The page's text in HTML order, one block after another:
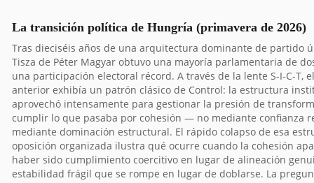
La transición política de Hungría (primavera de 2026)
Tras dieciséis años de una arquitectura dominante de partido
Tisza de Péter Magyar obtuvo una mayoría parlamentaria de
una participación electoral récord. A través de la lente S-I-C-T,
anterior exhibía un patrón clásico de Control: la estructura
aprovechó intensamente para gestionar la presión de
cumplir lo que pasaba por cohesión — no mediante confianza
mediante dominación estructural. El rápido colapso de esa
oposición organizada ilustra qué ocurre cuando la cohesión
haber sido cumplimiento coercitivo en lugar de alineación
estabilidad frágil que se rompe en lugar de doblarse. La